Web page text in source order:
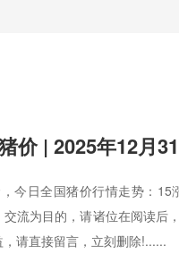
价 | 2025年12月
今日全国猪价行情走势：
流为目的，请诸位在阅读后
请直接留言，立刻删除!......